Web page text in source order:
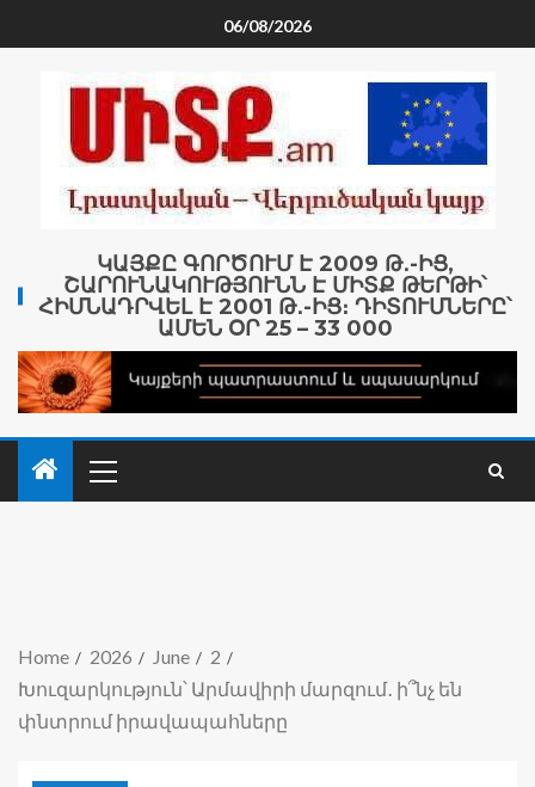
06/08/2026
ԿԱՅՔԸ ԳՈՐԾՈՒՄ Է 2009 Թ․-ԻՑ,
ՇԱՐՈՒՆԱԿՈՒԹՅՈՒՆՆ Է ՄԻՏՔ ԹԵՐԹԻ՝
ՀԻՄՆԱԴՐՎԵԼ Է 2001 Թ․-ԻՑ։ ԴԻՏՈՒՄՆԵՐԸ՝
ԱՄԵՆ ՕՐ 25 – 33 000
Home 2026 June
2
Խուզարկություն՝ Արմավիրի մարզում․ ի՞նչ են
փնտրում իրավապահները